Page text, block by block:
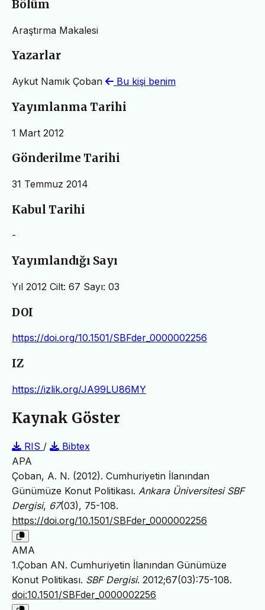
Bölüm
Araştırma Makalesi
Yazarlar
Aykut Namık Çoban Bu kişi benim
Yayımlanma Tarihi
1 Mart 2012
Gönderilme Tarihi
31 Temmuz 2014
Kabul Tarihi
-
Yayımlandığı Sayı
Yıl 2012 Cilt: 67 Sayı: 03
DOI
https://doi.org/10.1501/SBFder_0000002256
IZ
https://izlik.org/JA99LU86MY
Kaynak Göster
RIS /
Bibtex
APA
Çoban, A. N. (2012). Cumhuriyetin İlanından
Günümüze Konut Politikası. Ankara Üniversitesi SBF
Dergisi, 67(03), 75-108.
https://doi.org/10.1501/SBFder_0000002256
AMA
1.Çoban AN. Cumhuriyetin İlanından Günümüze
Konut Politikası. SBF Dergisi. 2012;67(03):75-108.
doi:10.1501/SBFder_0000002256